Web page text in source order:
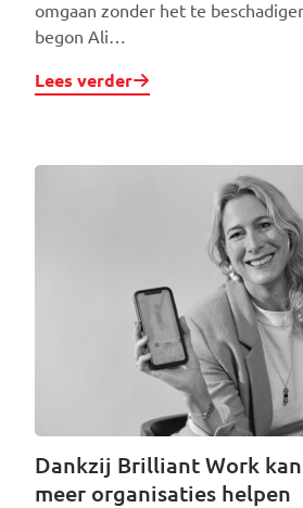
omgaan zonder het te
begon Ali…
Lees verder
Dankzij Brilliant Work
meer organisaties helpen